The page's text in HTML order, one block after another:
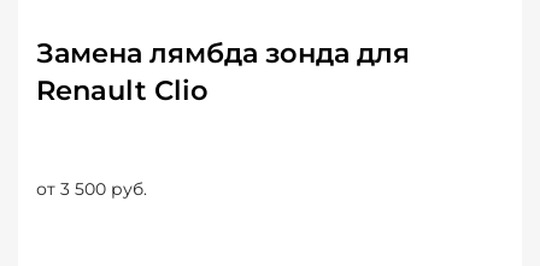
Замена лямбда зонда для
Renault Clio
от 3 500 руб.